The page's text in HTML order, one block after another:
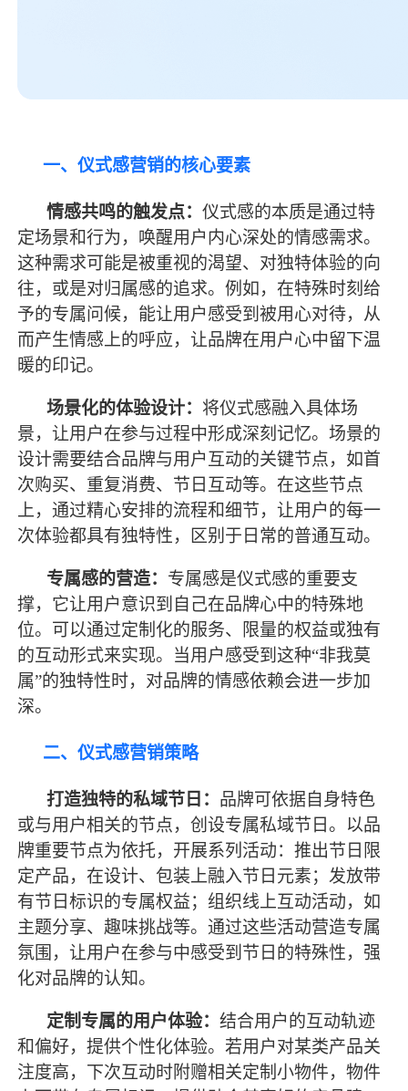
一、仪式感营销的核心要素
情感共鸣的触发点：仪式感的本质是通过特
定场景和行为，唤醒用户内心深处的情感需求。
这种需求可能是被重视的渴望、对独特体验的向
往，或是对归属感的追求。例如，在特殊时刻给
予的专属问候，能让用户感受到被用心对待，从
而产生情感上的呼应，让品牌在用户心中留下温
暖的印记。
场景化的体验设计： 将仪式感融入具体场
景，让用户在参与过程中形成深刻记忆。场景的
设计需要结合品牌与用户互动的关键节点，如首
次购买、重复消费、节日互动等。在这些节点
上，通过精心安排的流程和细节，让用户的每一
次体验都具有独特性，区别于日常的普通互动。
专属感的营造： 专属感是仪式感的重要支
撑，它让用户意识到自己在品牌心中的特殊地
位。可以通过定制化的服务、限量的权益或独有
的互动形式来实现。当用户感受到这种“非我莫
属”的独特性时，对品牌的情感依赖会进一步加
深。
二、仪式感营销策略
打造独特的私域节日： 品牌可依据自身特色
或与用户相关的节点，创设专属私域节日。以品
牌重要节点为依托，开展系列活动：推出节日限
定产品，在设计、包装上融入节日元素；发放带
有节日标识的专属权益；组织线上互动活动，如
主题分享、趣味挑战等。通过这些活动营造专属
氛围，让用户在参与中感受到节日的特殊性，强
化对品牌的认知。
定制专属的用户体验：结合用户的互动轨迹
和偏好，提供个性化体验。若用户对某类产品关
注度高，下次互动时附赠相关定制小物件，物件